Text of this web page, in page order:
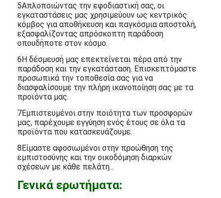
5Απλοποιώντας την εφοδιαστική σας, οι
εγκαταστάσεις μας χρησιμεύουν ως κεντρικός
κόμβος για αποθήκευση και παγκόσμια αποστολή,
εξασφαλίζοντας απρόσκοπτη παράδοση
οπουδήποτε στον κόσμο.
6Η δέσμευσή μας επεκτείνεται πέρα από την
παράδοση και την εγκατάσταση. Επισκεπτόμαστε
προσωπικά την τοποθεσία σας για να
διασφαλίσουμε την πλήρη ικανοποίηση σας με τα
προϊόντα μας.
7Εμπιστευμένοι στην ποιότητα των προσφορών
μας, παρέχουμε εγγύηση ενός έτους σε όλα τα
προϊόντα που κατασκευάζουμε.
8Είμαστε αφοσιωμένοι στην προώθηση της
εμπιστοσύνης και την οικοδόμηση διαρκών
σχέσεων με κάθε πελάτη.
Γενικά ερωτήματα: